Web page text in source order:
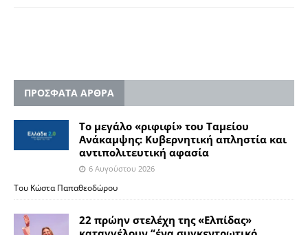
ΠΡΟΣΦΑΤΑ ΑΡΘΡΑ
Το μεγάλο «ριφιφί» του Ταμείου
Ανάκαμψης: Κυβερνητική απληστία και
αντιπολιτευτική αφασία
6 Αυγούστου 2026
Του Κώστα Παπαθεοδώρου
22 πρώην στελέχη της «Ελπίδας»